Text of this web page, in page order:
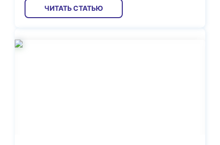
ЧИТАТЬ СТАТЬЮ